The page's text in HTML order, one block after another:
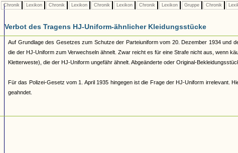
Chronik Lexikon Chronik Lexikon Chronik Lexikon Chronik Lexikon Gruppe Chronik
Verbot des Tragens HJ-Uniform-ähnlicher Kleidungsstücke
Auf Grundlage des Gesetzes zum Schutze der Parteiuniform vom 20. Dezember 1934 und
die der HJ-Uniform zum Verwechseln ähnelt. Zwar reicht es für eine Strafe nicht aus, wenn
Kletterweste), die der HJ-Uniform ungefähr ähnelt. Abgeänderte oder Original-
Für das Polizei-Gesetz vom 1. April 1935 hingegen ist die Frage der HJ-Uniform irrelevant.
geahndet.